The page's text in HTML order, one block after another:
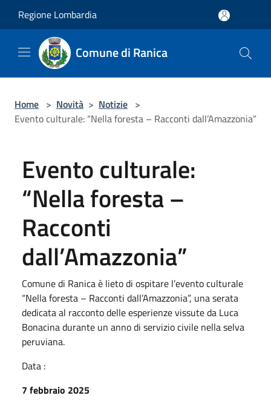
Regione Lombardia
Comune di Ranica
Home > Novità > Notizie >
Evento culturale: “Nella foresta – Racconti dall’Amazzonia”
Evento culturale:
“Nella foresta –
Racconti
dall’Amazzonia”
Comune di Ranica è lieto di ospitare l’evento culturale
“Nella foresta – Racconti dall’Amazzonia”, una serata
dedicata al racconto delle esperienze vissute da Luca
Bonacina durante un anno di servizio civile nella selva
peruviana.
Data :
7 febbraio 2025